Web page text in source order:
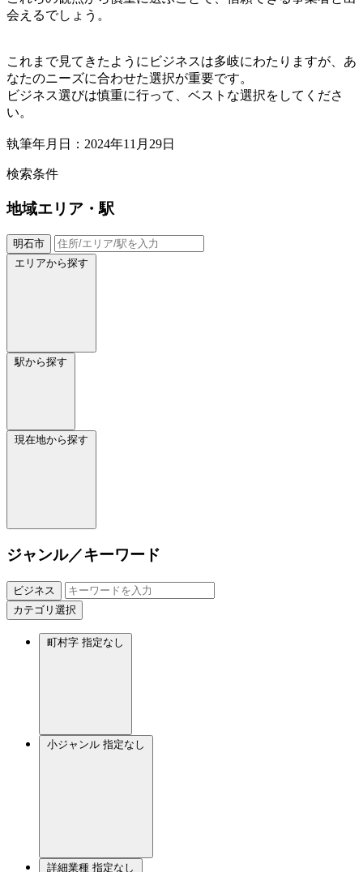
会えるでしょう。
これまで見てきたようにビジネスは多岐にわたりますが、あ
なたのニーズに合わせた選択が重要です。
ビジネス選びは慎重に行って、ベストな選択をしてくださ
い。
執筆年月日：2024年11月29日
検索条件
地域エリア・駅
明石市
エリアから探す
駅から探す
現在地から探す
ジャンル／キーワード
ビジネス
カテゴリ選択
町村字 指定なし
小ジャンル 指定なし
詳細業種 指定なし